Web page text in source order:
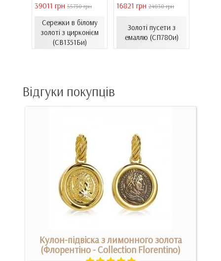
39011 грн 55730 грн
Сережки в білому
золоті з цирконієм
(СВ1351Би)
16821 грн 24030 грн
Золоті пусети з
емаллю (СП780и)
Відгуки покупців
Кулон-підвіска з лимонного золота
(Флорентіно - Collection Florentino)